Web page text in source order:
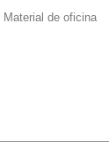
Material de oficina